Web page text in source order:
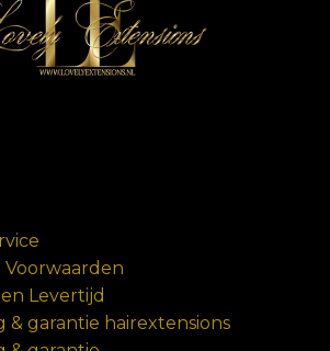
Levertijd
& garantie hairextensions